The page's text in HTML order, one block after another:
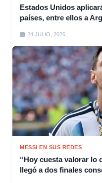
Estados Unidos
países, entre ellos a
24 JULIO, 2026
MESSI EN SUS REDES
“Hoy cuesta valorar lo
llegó a dos finales